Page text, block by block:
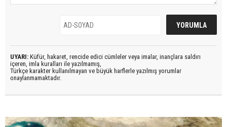
UYARI: Küfür, hakaret, rencide edici cümleler veya imalar, inançlara saldırı
içeren, imla kuralları ile yazılmamış,
Türkçe karakter kullanılmayan ve büyük harflerle yazılmış yorumlar
onaylanmamaktadır.